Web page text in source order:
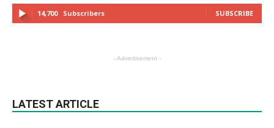
14,700 Subscribers SUBSCRIBE
- Advertisement -
LATEST ARTICLE